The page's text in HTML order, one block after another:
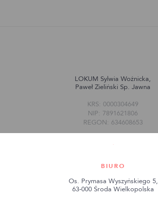
LOKUM Sylwia Woźnicka,
Paweł Zieliński Sp. Jawna
KRS: 0000304649
NIP: 7891621806
REGON: 634608653
BIURO
Os. Prymasa Wyszyńskiego 5,
63-000 Środa Wielkopolska